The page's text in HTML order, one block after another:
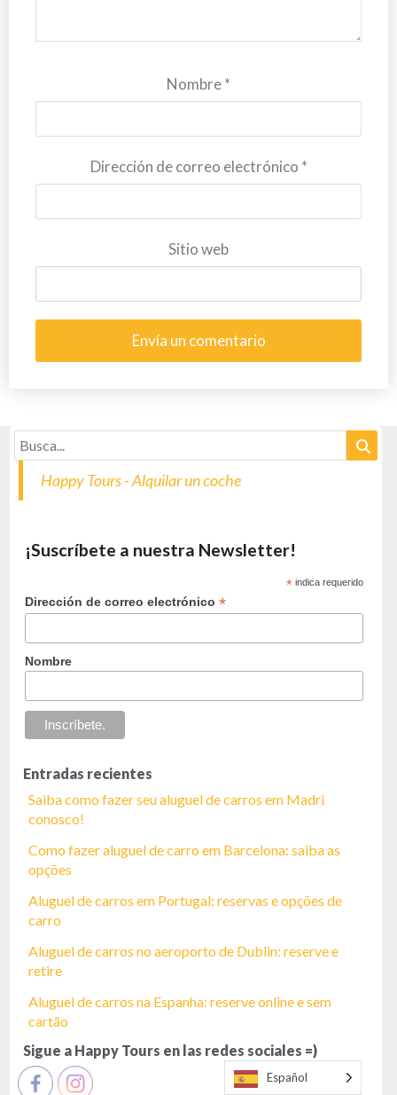
Español
Nombre*
Dirección de correo electrónico *
Sitio web
Happy Tours - Alquilar un coche
¡Suscríbete a nuestra Newsletter!
* indica requerido
Dirección de correo electrónico*
Nombre
Entradas recientes
Saiba como fazer seu aluguel de carros em Madri
conosco!
Como fazer aluguel de carro em Barcelona: saiba as
opções
Aluguel de carros em Portugal: reservas e opções de
carro
Aluguel de carros no aeroporto de Dublin: reserve e
retire
Aluguel de carros na Espanha: reserve online e sem
cartão
Sigue a Happy Tours en las redes sociales =)
Español